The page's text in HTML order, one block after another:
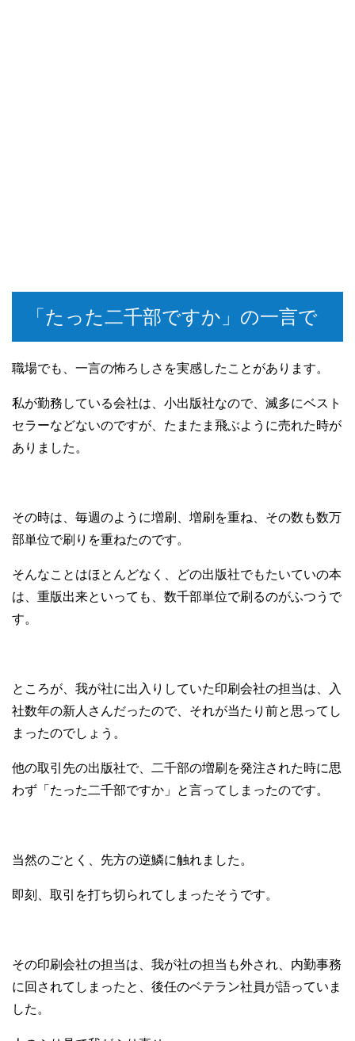
「たった二千部ですか」の一言で
職場でも、一言の怖ろしさを実感したことがあります。
私が勤務している会社は、小出版社なので、滅多にベスト
セラーなどないのですが、たまたま飛ぶように売れた時が
ありました。
その時は、毎週のように増刷、増刷を重ね、その数も数万
部単位で刷りを重ねたのです。
そんなことはほとんどなく、どの出版社でもたいていの本
は、重版出来といっても、数千部単位で刷るのがふつうで
す。
ところが、我が社に出入りしていた印刷会社の担当は、入
社数年の新人さんだったので、それが当たり前と思ってし
まったのでしょう。
他の取引先の出版社で、二千部の増刷を発注された時に思
わず「たった二千部ですか」と言ってしまったのです。
当然のごとく、先方の逆鱗に触れました。
即刻、取引を打ち切られてしまったそうです。
その印刷会社の担当は、我が社の担当も外され、内勤事務
に回されてしまったと、後任のベテラン社員が語っていま
した。